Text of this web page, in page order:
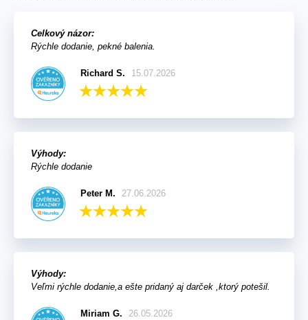
Celkový názor:
Rýchle dodanie, pekné balenia.
Richard S. 15.07.2026
Výhody:
Rýchle dodanie
Peter M. 27.06.2026
Výhody:
Veľmi rýchle dodanie,a ešte pridaný aj darček ,ktorý potešil.
Miriam G. 26.05.2026